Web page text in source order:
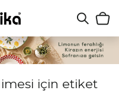
için etiket